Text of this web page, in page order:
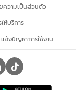
ความเป็นส่วนตัว
ห้บริการ
จ้งปัญหาการใช้งาน